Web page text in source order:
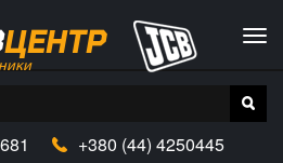
ЦЕНТР
+380 (44) 4250445